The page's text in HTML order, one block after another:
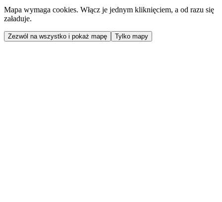
Mapa wymaga cookies. Włącz je jednym kliknięciem, a od razu się
załaduje.
Zezwól na wszystko i pokaż mapę Tylko mapy